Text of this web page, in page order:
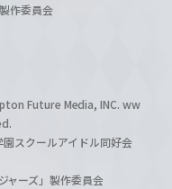
作委員会
Future Media, INC. ww
スクールアイドル同好会
ャーズ」製作委員会